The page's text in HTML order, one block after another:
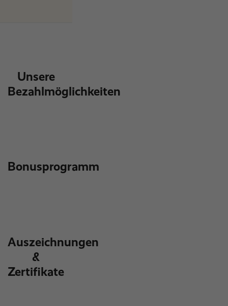
Unsere
Bezahlmöglichkeiten
Bonusprogramm
Auszeichnungen
&
Zertifikate